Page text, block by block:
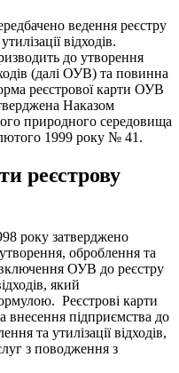
ведення реєстру
відходів.
до утворення
(далі ОУВ) та повинна
реєстрової карти ОУВ
Наказом
природного середовища
лютого 1999 року № 41.
реєстрову
року затверджено
оброблення та
включення ОУВ до реєстру
який
Реєстрові карти
підприємства до
та утилізації відходів,
з поводження з